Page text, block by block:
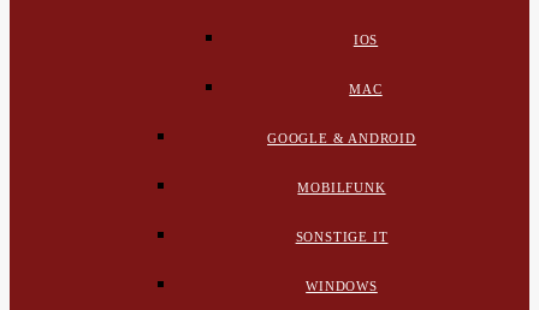
IOS
MAC
GOOGLE & ANDROID
MOBILFUNK
SONSTIGE IT
WINDOWS